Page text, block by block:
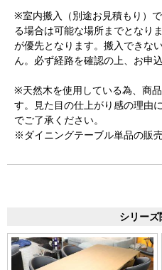
※室内搬入（別途お見積もり）
る場合は可能な場所までとなり
が優先となります。搬入できな
ん。必ず経路を確認の上、お申
※天然木を使用している為、商
す。見た目の仕上がり感の理由
でご了承ください。
※ダイニングテーブル単品の販
シリー